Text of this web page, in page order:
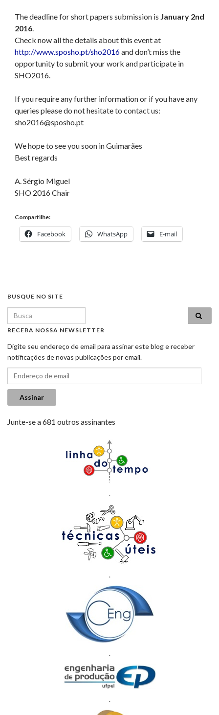
The deadline for short papers submission is January 2nd
2016
Check now all the details about this event at
http://www.sposho.pt/sho2016and don’t miss the
opportunity to submit your work and participate in
SHO2016.
If you require any further information or if you have any
queries please do not hesitate to contact us:
sho2016@sposho.pt
We hope to see you soon in Guimarães
Best regards
A. Sérgio Miguel
SHO 2016 Chair
Compartilhe:
Facebook WhatsApp E-mail
BUSQUE NO SITE
Search for:
RECEBA NOSSA NEWSLETTER
Digite seu endereço de email para assinar este blog e receber
notificações de novas publicações por email.
Endereço de email
Assinar
Junte-se a 681 outros assinantes
.
.
.
.